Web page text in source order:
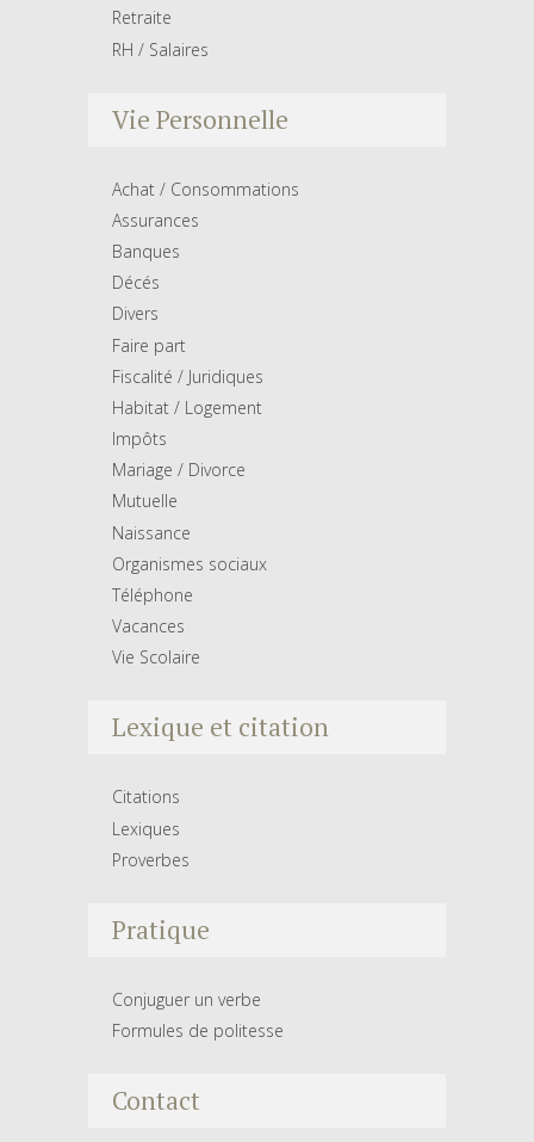
Retraite
RH / Salaires
Vie Personnelle
Achat / Consommations
Assurances
Banques
Décés
Divers
Faire part
Fiscalité / Juridiques
Habitat / Logement
Impôts
Mariage / Divorce
Mutuelle
Naissance
Organismes sociaux
Téléphone
Vacances
Vie Scolaire
Lexique et citation
Citations
Lexiques
Proverbes
Pratique
Conjuguer un verbe
Formules de politesse
Contact